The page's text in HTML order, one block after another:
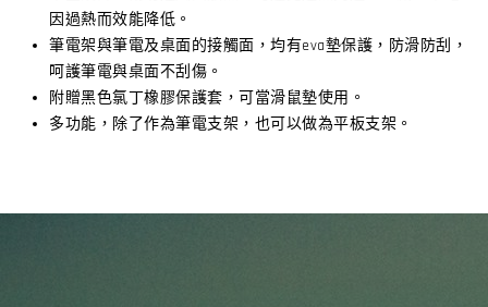
因過熱而效能降低。
筆電架與筆電及桌面的接觸面，均有eva墊保護，防滑防刮，
呵護筆電與桌面不刮傷。
附贈黑色氯丁橡膠保護套，可當滑鼠墊使用。
多功能，除了作為筆電支架，也可以做為平板支架。